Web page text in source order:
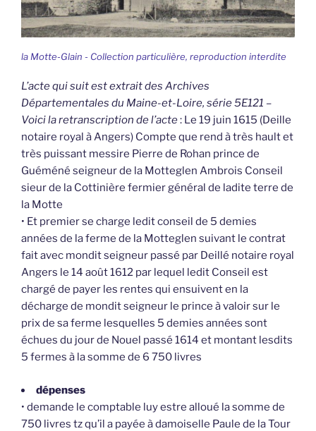
la Motte-Glain - Collection particulière, reproduction interdite
L’acte qui suit est extrait des Archives
Départementales du Maine-et-Loire, série 5E121 –
Voici la retranscription de l’acte: Le 19 juin 1615 (Deille
notaire royal à Angers) Compte que rend à très hault et
très puissant messire Pierre de Rohan prince de
Guéméné seigneur de la Motteglen Ambrois Conseil
sieur de la Cottinière fermier général de ladite terre de
la Motte
• Et premier se charge ledit conseil de 5 demies
années de la ferme de la Motteglen suivant le contrat
fait avec mondit seigneur passé par Deillé notaire royal
Angers le 14 août 1612 par lequel ledit Conseil est
chargé de payer les rentes qui ensuivent en la
décharge de mondit seigneur le prince à valoir sur le
prix de sa ferme lesquelles 5 demies années sont
échues du jour de Nouel passé 1614 et montant lesdits
5 fermes à la somme de 6 750 livres
dépenses
• demande le comptable luy estre alloué la somme de
750 livres tz qu’il a payée à damoiselle Paule de la Tour